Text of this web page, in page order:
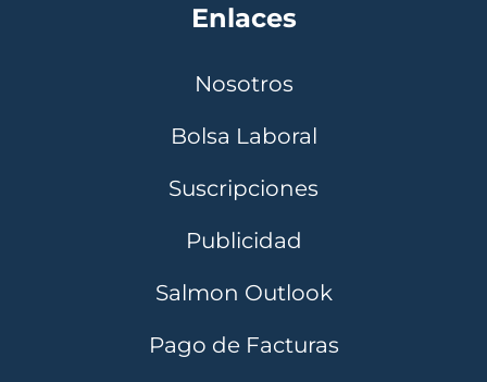
Enlaces
Nosotros
Bolsa Laboral
Suscripciones
Publicidad
Salmon Outlook
Pago de Facturas